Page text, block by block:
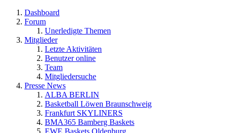
Dashboard
Forum
Unerledigte Themen
Mitglieder
Letzte Aktivitäten
Benutzer online
Team
Mitgliedersuche
Presse News
ALBA BERLIN
Basketball Löwen Braunschweig
Frankfurt SKYLINERS
BMA365 Bamberg Baskets
EWE Baskets Oldenburg